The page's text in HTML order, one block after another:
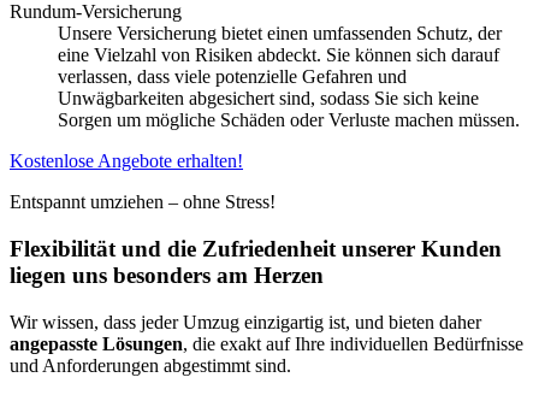
Rundum-Versicherung
Unsere Versicherung bietet einen umfassenden Schutz, der
eine Vielzahl von Risiken abdeckt. Sie können sich darauf
verlassen, dass viele potenzielle Gefahren und
Unwägbarkeiten abgesichert sind, sodass Sie sich keine
Sorgen um mögliche Schäden oder Verluste machen müssen.
Kostenlose Angebote erhalten!
Entspannt umziehen – ohne Stress!
Flexibilität und die Zufriedenheit unserer Kunden
liegen uns besonders am Herzen
Wir wissen, dass jeder Umzug einzigartig ist, und bieten daher
angepasste Lösungen, die exakt auf Ihre individuellen Bedürfnisse
und Anforderungen abgestimmt sind.